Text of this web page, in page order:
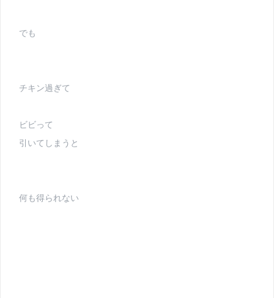
でも
チキン過ぎて
ビビって
引いてしまうと
何も得られない